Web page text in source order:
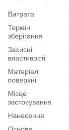
Витрата
Термін
зберігання
Захисні
властивості
Матеріал
поверхні
Місце
застосування
Нанесення